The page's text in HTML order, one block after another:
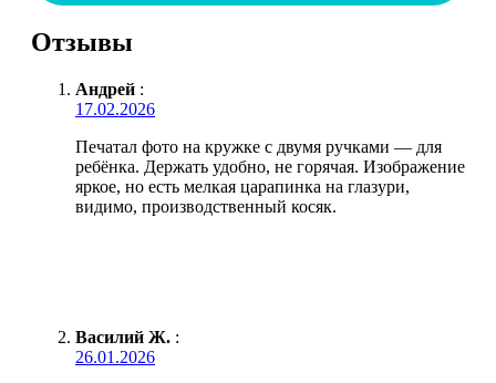
Отзывы
Андрей :
17.02.2026
Печатал фото на кружке с двумя ручками — для
ребёнка. Держать удобно, не горячая. Изображение
яркое, но есть мелкая царапинка на глазури,
видимо, производственный косяк.
Василий Ж. :
26.01.2026